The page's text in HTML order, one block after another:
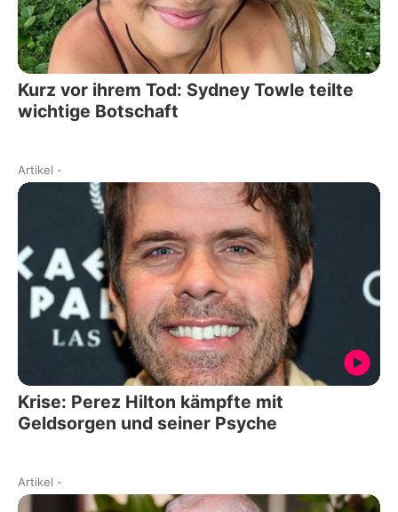
Kurz vor ihrem Tod: Sydney Towle teilte
wichtige Botschaft
Artikel -
Krise: Perez Hilton kämpfte mit
Geldsorgen und seiner Psyche
Artikel -